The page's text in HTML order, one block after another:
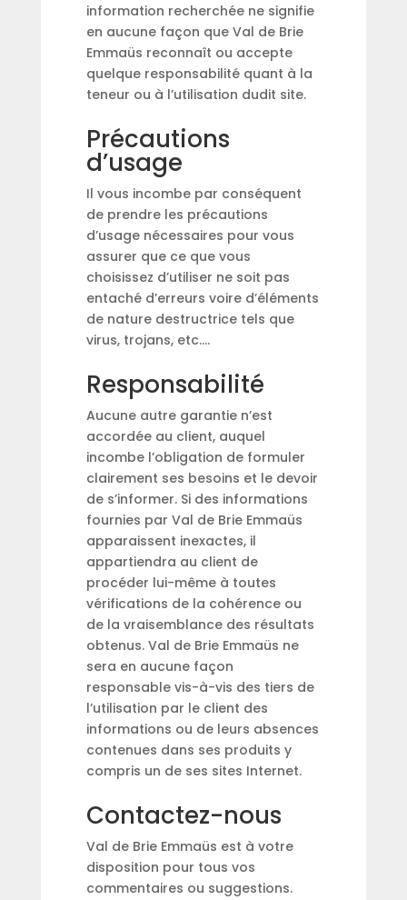
information recherchée ne signifie
en aucune façon que Val de Brie
Emmaüs reconnaît ou accepte
quelque responsabilité quant à la
teneur ou à l’utilisation dudit site.
Précautions
d’usage
Il vous incombe par conséquent
de prendre les précautions
d’usage nécessaires pour vous
assurer que ce que vous
choisissez d’utiliser ne soit pas
entaché d’erreurs voire d’éléments
de nature destructrice tels que
virus, trojans, etc….
Responsabilité
Aucune autre garantie n’est
accordée au client, auquel
incombe l’obligation de formuler
clairement ses besoins et le devoir
de s’informer. Si des informations
fournies par Val de Brie Emmaüs
apparaissent inexactes, il
appartiendra au client de
procéder lui-même à toutes
vérifications de la cohérence ou
de la vraisemblance des résultats
obtenus. Val de Brie Emmaüs ne
sera en aucune façon
responsable vis-à-vis des tiers de
l’utilisation par le client des
informations ou de leurs absences
contenues dans ses produits y
compris un de ses sites Internet.
Contactez-nous
Val de Brie Emmaüs est à votre
disposition pour tous vos
commentaires ou suggestions.